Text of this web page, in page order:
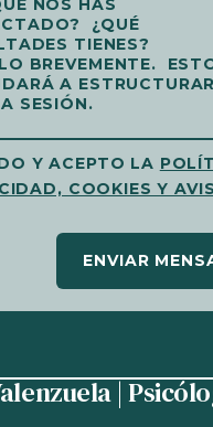
Y ACEPTO LA
COOKIES Y
ENVIAR
|